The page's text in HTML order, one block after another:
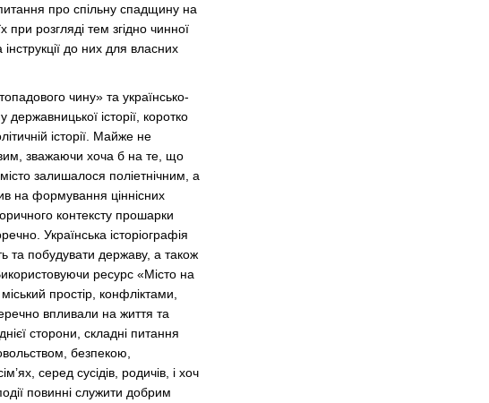
про спільну спадщину на
при розгляді тем згідно чинної
до них для власних
чину» та українсько-
історії, коротко
історії. Майже не
зважаючи хоча б на те, що
залишалося поліетнічним, а
на формування ціннісних
контексту прошарки
Українська історіографія
та побудувати державу, а також
ресурс «Місто на
простір, конфліктами,
впливали на життя та
сторони, складні питання
безпекою,
серед сусідів, родичів, і хоч
повинні служити добрим